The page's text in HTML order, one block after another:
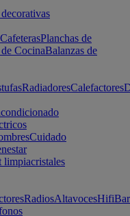
CafeterasPlanchas de
CocinaBalanzas de
RadiadoresCalefactores
Cuidado
limpiacristales
RadiosAltavocesHifi